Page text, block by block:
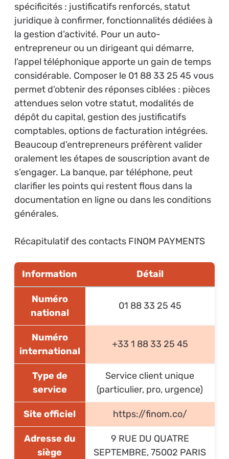
spécificités : justificatifs renforcés, statut
juridique à confirmer, fonctionnalités dédiées à
la gestion d’activité. Pour un auto-
entrepreneur ou un dirigeant qui démarre,
l’appel téléphonique apporte un gain de temps
considérable. Composer le 01 88 33 25 45 vous
permet d’obtenir des réponses ciblées : pièces
attendues selon votre statut, modalités de
dépôt du capital, gestion des justificatifs
comptables, options de facturation intégrées.
Beaucoup d’entrepreneurs préfèrent valider
oralement les étapes de souscription avant de
s’engager. La banque, par téléphone, peut
clarifier les points qui restent flous dans la
documentation en ligne ou dans les conditions
générales.
Récapitulatif des contacts FINOM PAYMENTS
Information Détail
Numéro
national
01 88 33 25 45
Numéro
international
+33 1 88 33 25 45
Type de
service
Service client unique
(particulier, pro, urgence)
Site officiel https://finom.co/
Adresse du
siège
9 RUE DU QUATRE
SEPTEMBRE, 75002 PARIS